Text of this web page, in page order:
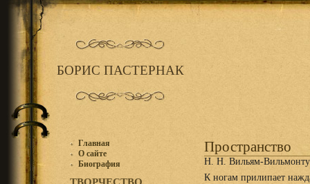
БОРИС ПАСТЕРНАК
Главная
О сайте
Биография
Пространство
Н. Н. Bильям-Вильмонту
К ногам прилипает